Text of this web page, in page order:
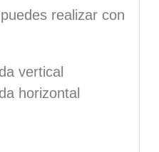
realizar con
vertical
horizontal